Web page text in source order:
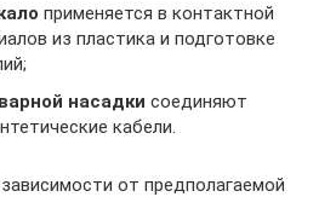
применяется в контактной
из пластика и подготовке
насадки соединяют
кабели.
от предполагаемой